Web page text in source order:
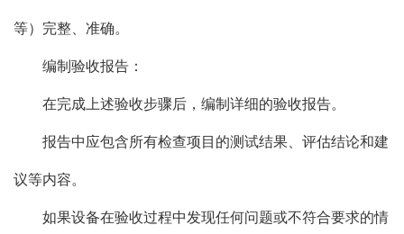
等）完整、准确。
编制验收报告：
在完成上述验收步骤后，编制详细的验收报告。
报告中应包含所有检查项目的测试结果、评估结论和建
议等内容。
如果设备在验收过程中发现任何问题或不符合要求的情